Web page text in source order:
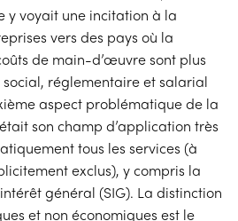
y voyait une incitation à la
vers des pays où la
de main-d’œuvre sont plus
réglementaire et salarial
aspect problématique de la
son champ d’application très
tous les services (à
exclus), y compris la
général (SIG). La distinction
et non économiques est le